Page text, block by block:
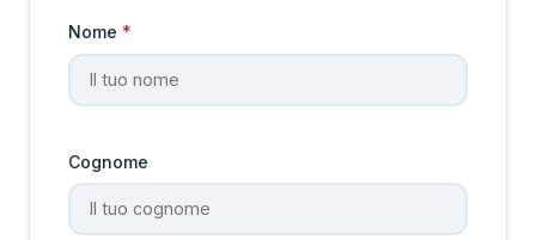
Nome *
Cognome